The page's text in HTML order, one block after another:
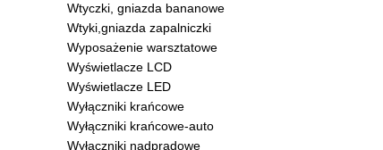
Wtyczki, gniazda bananowe
Wtyki,gniazda zapalniczki
Wyposażenie warsztatowe
Wyświetlacze LCD
Wyświetlacze LED
Wyłączniki krańcowe
Wyłączniki krańcowe-auto
Wyłączniki nadprądowe